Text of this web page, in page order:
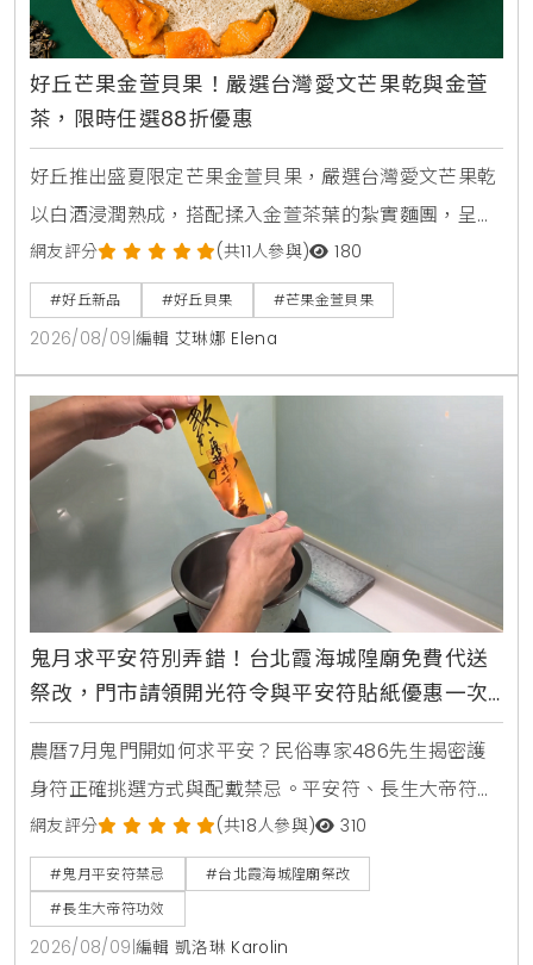
好丘芒果金萱貝果！嚴選台灣愛文芒果乾與金萱
茶，限時任選88折優惠
好丘推出盛夏限定芒果金萱貝果，嚴選台灣愛文芒果乾
以白酒浸潤熟成，搭配揉入金萱茶葉的紮實麵團，呈現
酸甜果香與淡雅茶韻的雙重層次。新品於8月6日在全台
門市與官網宅配開賣，8月6日至8月13日實體門市購買
全烘焙品項任選4顆即享88折優惠。
網友評分 (共11人參與) 180
#好丘新品 #好丘貝果 #芒果金萱貝果
2026/08/09 編輯 艾琳娜 Elena
鬼月求平安符別弄錯！台北霞海城隍廟免費代送
祭改，門市請領開光符令與平安符貼紙優惠一次
看
農曆7月鬼門開如何求平安？民俗專家486先生揭密護
身符正確挑選方式與配戴禁忌。平安符、長生大帝符與
太上老君大八卦護身符用途大不同，並提醒護身符碰水
會失效。台北霞海城隍廟祭改服務與開光符令請領資訊
一次看。
網友評分 (共18人參與) 310
#鬼月平安符禁忌
#台北霞海城隍廟祭改
#長生大帝符功效
2026/08/09 編輯 凱洛琳 Karolin